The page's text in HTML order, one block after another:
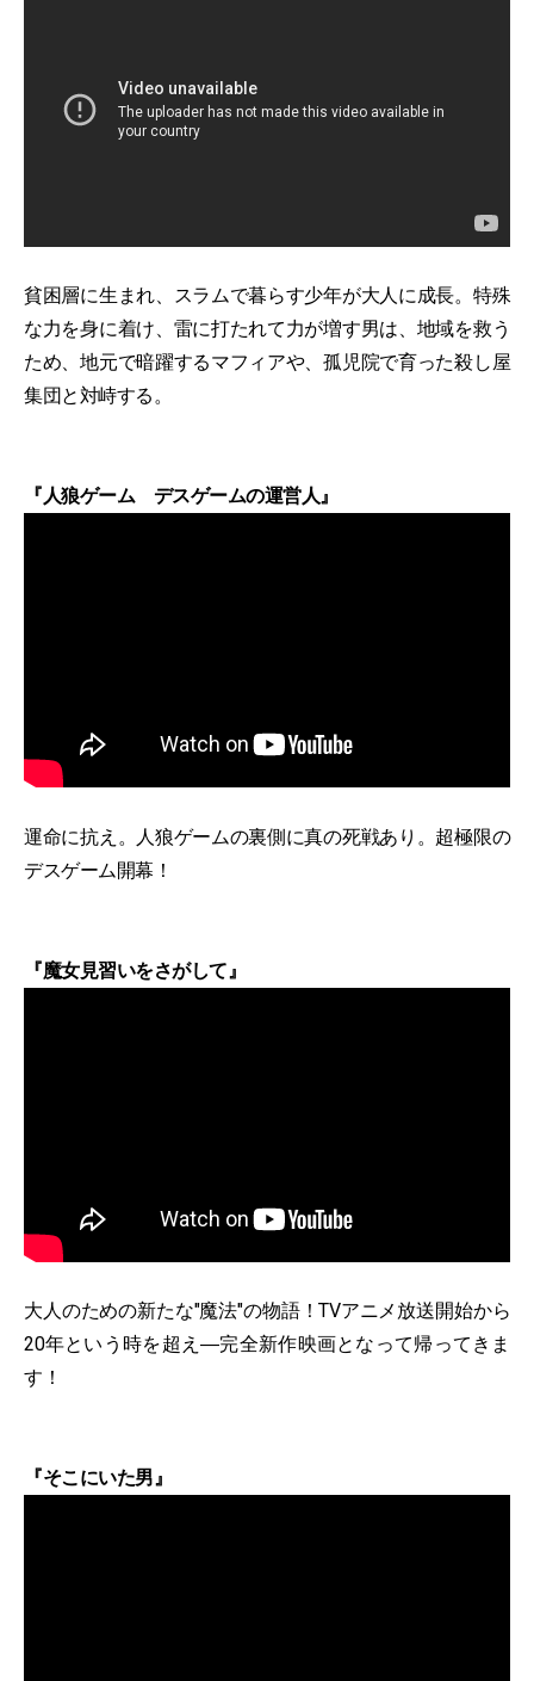
貧困層に生まれ、スラムで暮らす少年が大人に成長。特殊
な力を身に着け、雷に打たれて力が増す男は、地域を救う
ため、地元で暗躍するマフィアや、孤児院で育った殺し屋
集団と対峙する。
『人狼ゲーム デスゲームの運営人』
運命に抗え。人狼ゲームの裏側に真の死戦あり。超極限の
デスゲーム開幕！
『魔女見習いをさがして』
大人のための新たな"魔法"の物語！TVアニメ放送開始から
20年という時を超え―完全新作映画となって帰ってきま
す！
『そこにいた男』